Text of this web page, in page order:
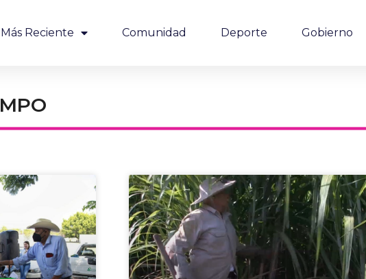
Más Reciente Comunidad Deporte Gobierno